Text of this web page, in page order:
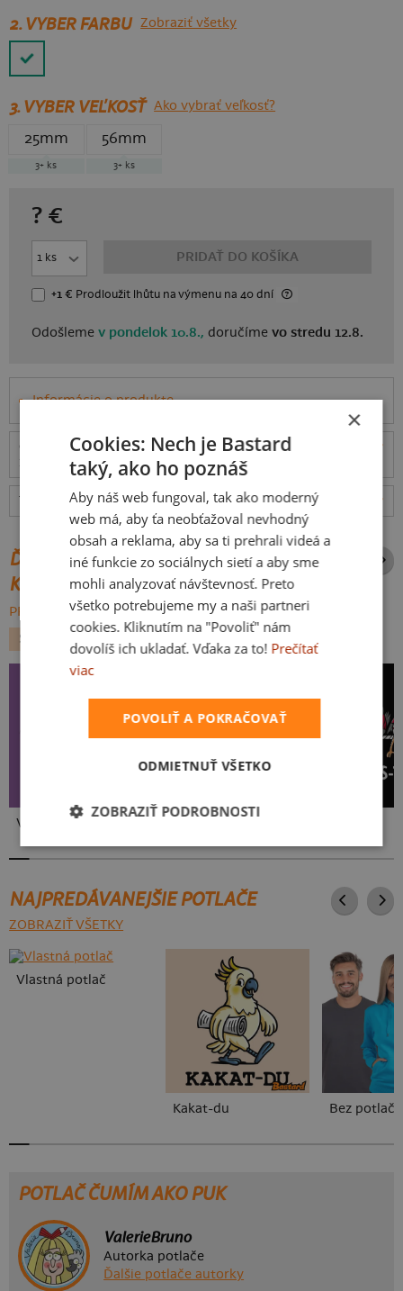
2. VYBER FARBU Zobraziť všetky
3.VYBER VEĽKOSŤ Ako vybrať veľkosť?
25mm
3+ ks
56mm
3+ ks
? €
PRIDAŤ DO KOŠÍKA
+1 € Prodloužit lhůtuna výmenu na 40 dní
Odošlemev pondelok 10.8., doručímevo stredu 12.8.
Informácie o produkte
Odošlemev pondelok 10.8.,doručímevo stredu
Tabuľka veľkostí : Akú vybrať? rozmery
ĎALŠIE POTLAČE Z ROVNAKEJ
KATEGÓRIE
PREHĽADÁVAŤ VŠETKO:
ŠPORT
Vo forme
NAJPREDÁVANEJŠIE POTLAČE
ZOBRAZIŤ VŠETKY
Vlastná potlač
Kakat-du Bez potlače
POTLAČ ČUMÍM AKO PUK
ValerieBruno
Autorka potlače
Ďalšie potlače autorky
×
Cookies: Nech je Bastard
taký, ako ho poznáš
Aby náš web fungoval, tak ako moderný
web má, aby ťa neobťažoval nevhodný
obsah a reklama, aby sa ti prehrali videá a
iné funkcie zo sociálnych sietí a aby sme
mohli analyzovať návštevnosť. Preto
všetko potrebujeme my a naši partneri
cookies. Kliknutím na "Povoliť" nám
dovolíš ich ukladať. Vďaka za to! Prečítať
viac
POVOLIŤ A POKRAČOVAŤ
ODMIETNUŤ VŠETKO
ZOBRAZIŤ PODROBNOSTI